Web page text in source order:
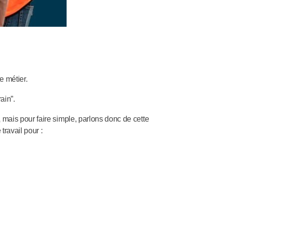
métier.
mais pour faire simple, parlons donc de cette
pour :